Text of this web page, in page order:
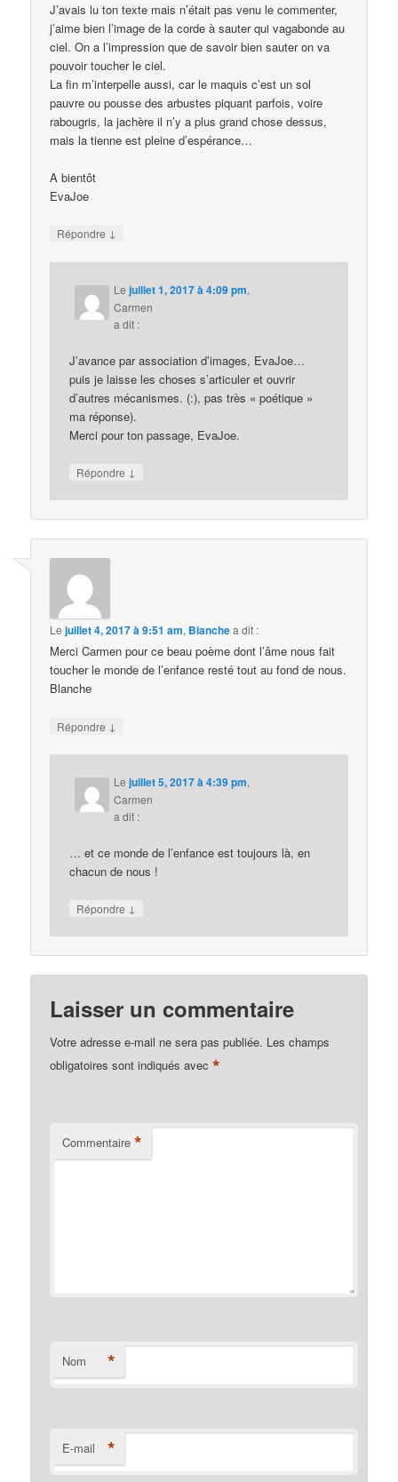
J’avais lu ton texte mais n’était pas venu le commenter,
j’aime bien l’image de la corde à sauter qui vagabonde au
ciel. On a l’impression que de savoir bien sauter on va
pouvoir toucher le ciel.
La fin m’interpelle aussi, car le maquis c’est un sol
pauvre ou pousse des arbustes piquant parfois, voire
rabougris, la jachère il n’y a plus grand chose dessus,
mais la tienne est pleine d’espérance…
A bientôt
EvaJoe
Répondre ↓
Lejuillet 1, 2017 à 4:09 pm,
Carmen
a dit :
J’avance par association d’images, EvaJoe…
puis je laisse les choses s’articuler et ouvrir
d’autres mécanismes. (:), pas très « poétique »
ma réponse).
Merci pour ton passage, EvaJoe.
Répondre ↓
Lejuillet 4, 2017 à 9:51 am, Blanchea dit :
Merci Carmen pour ce beau poème dont l’âme nous fait
toucher le monde de l’enfance resté tout au fond de nous.
Blanche
Répondre ↓
Lejuillet 5, 2017 à 4:39 pm,
Carmen
a dit :
… et ce monde de l’enfance est toujours là, en
chacun de nous !
Répondre ↓
Laisser un commentaire
Votre adresse e-mail ne sera pas publiée. Les champs
obligatoires sont indiqués avec*
Commentaire *
Nom *
E-mail *